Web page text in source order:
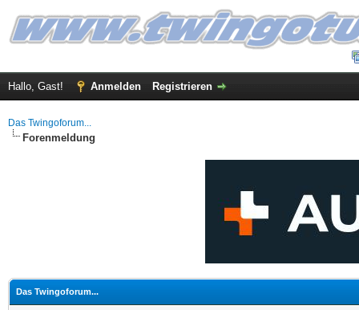
Hallo, Gast! Anmelden Registrieren
Das Twingoforum...
Forenmeldung
Das Twingoforum...